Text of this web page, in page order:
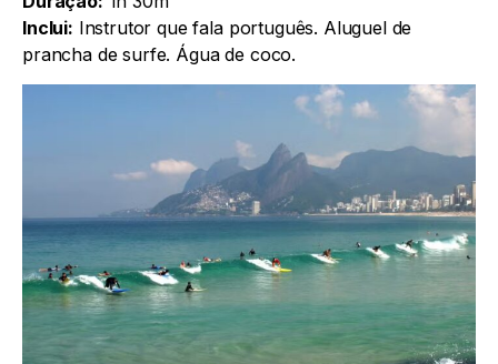
Inclui: Instrutor que fala português. Aluguel de
prancha de surfe. Água de coco.